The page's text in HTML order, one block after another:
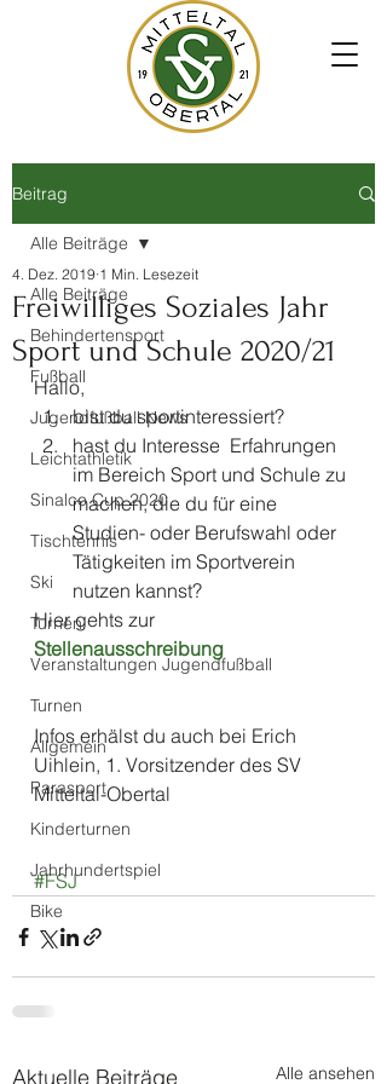
Beitrag
Alle Beiträge
Behindertensport
Fußball
Jugendfußball News
Leichtathletik
Sinalco Cup 2020
Tischtennis
Ski
Turnen
Veranstaltungen Jugendfußball
Turnen
Allgemein
Parasport
Kinderturnen
Jahrhundertspiel
Bike
Alle Beiträge
Freiwilliges Soziales Jahr
Sport und Schule 2020/21
4. Dez. 2019 1 Min. Lesezeit
Hallo,
bist du sportinteressiert?
hast du Interesse  Erfahrungen
im Bereich Sport und Schule zu
machen, die du für eine
Studien- oder Berufswahl oder
Tätigkeiten im Sportverein
nutzen kannst?
Hier gehts zur
Stellenausschreibung
Infos erhälst du auch bei Erich
Uihlein, 1. Vorsitzender des SV
Mitteltal-Obertal
#FSJ
Aktuelle Beiträge Alle ansehen